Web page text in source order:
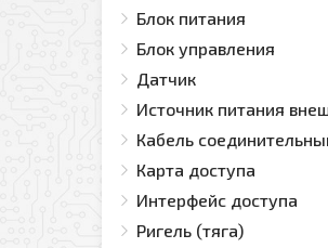
Блок питания
Блок управления
Датчик
Источник питания
Кабель
Карта доступа
Интерфейс доступа
Ригель (тяга)